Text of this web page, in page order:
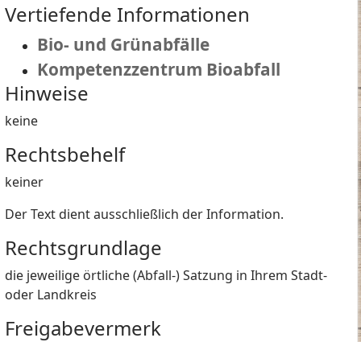
Vertiefende Informationen
Bio- und Grünabfälle
Kompetenzzentrum Bioabfall
Hinweise
keine
Rechtsbehelf
keiner
Der Text dient ausschließlich der Information.
Rechtsgrundlage
die jeweilige örtliche (Abfall-) Satzung in Ihrem Stadt-
oder Landkreis
Freigabevermerk